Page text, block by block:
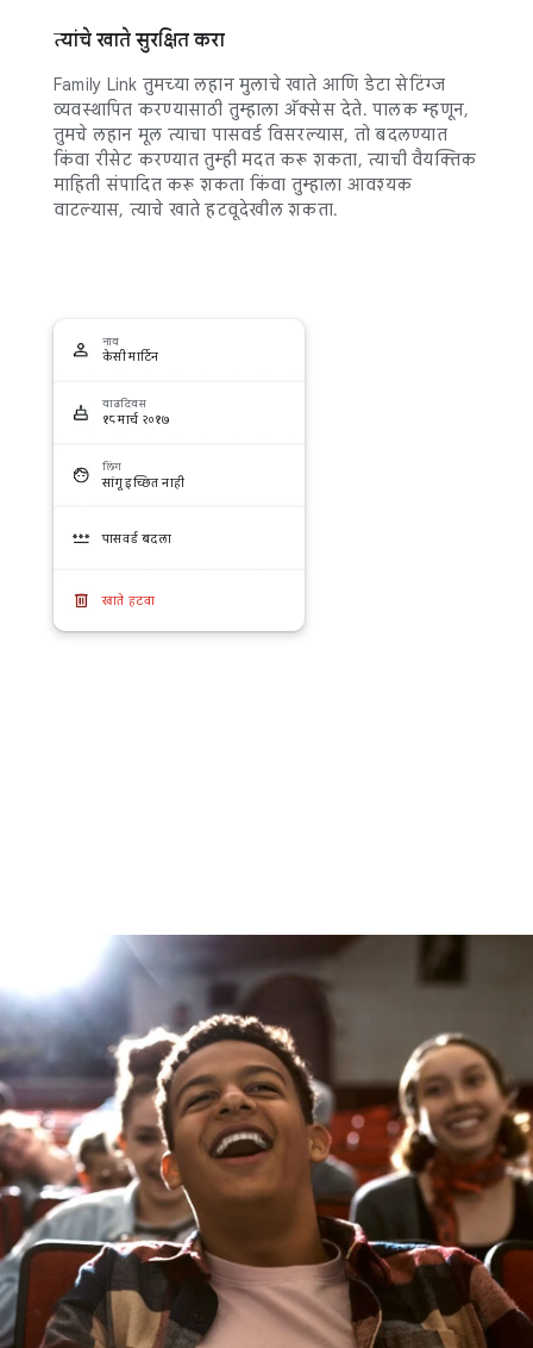
त्यांचे खाते सुरक्षित करा
Family Link तुमच्या लहान मुलाचे खाते आणि डेटा सेटिंग्ज
व्यवस्थापित करण्यासाठी तुम्हाला अ‍ॅक्सेस देते. पालक म्हणून,
तुमचे लहान मूल त्याचा पासवर्ड विसरल्यास, तो बदलण्यात
किंवा रीसेट करण्यात तुम्ही मदत करू शकता, त्याची वैयक्तिक
माहिती संपादित करू शकता किंवा तुम्हाला आवश्यक
वाटल्यास, त्याचे खाते हटवूदेखील शकता.
नाव
केसी मार्टिन
वाढदिवस
१८ मार्च २०१७
लिंग
सांगू इच्छित नाही
पासवर्ड बदला
खाते हटवा